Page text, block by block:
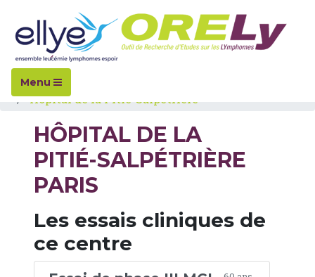
Menu
Accueil
Hôpital de la Pitié-Salpétrière
HÔPITAL DE LA
PITIÉ-SALPÉTRIÈRE
PARIS
Les essais cliniques de
ce centre